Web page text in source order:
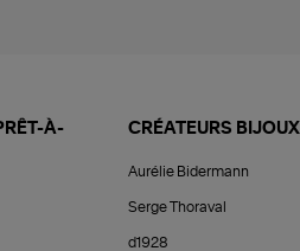
À-
CRÉATEURS BIJOUX
Aurélie Bidermann
Serge Thoraval
d1928